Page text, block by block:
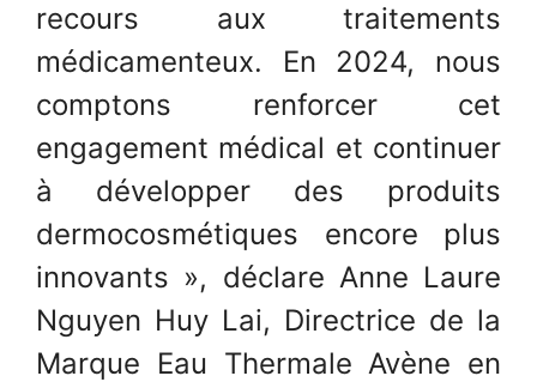
recours aux traitements
médicamenteux. En 2024, nous
comptons renforcer cet
engagement médical et continuer
à développer des produits
dermocosmétiques encore plus
innovants », déclare Anne Laure
Nguyen Huy Lai, Directrice de la
Marque Eau Thermale Avène en